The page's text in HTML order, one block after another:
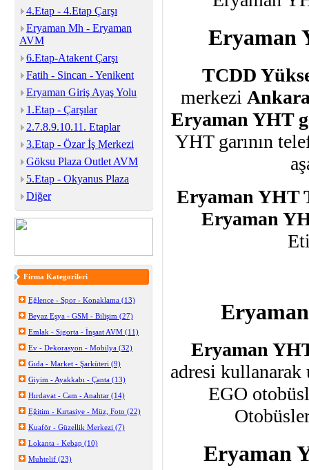
4.Etap - 4.Etap Çarşı
Eryaman Mh - Eryaman
AVM
6.Etap-Atakent Çarşı
Fatih - Sincan - Yenikent
Eryaman Giriş Ayaş Yolu
1.Etap - Çarşılar
2.7.8.9.10.11. Etaplar
3.Etap - Özar İş Merkezi
Göksu Plaza Outlet AVM
5.Etap - Okyanus Plaza
Diğer
Firma Kategorileri
Eğlence - Spor - Konaklama (13)
Beyaz Eşya - GSM - Bilişim (27)
Emlak - Sigorta - İnşaat AVM (11)
Ev - Dekorasyon - Mobilya (32)
Gıda - Market - Şarküteri (9)
Giyim - Ayakkabı - Çanta (13)
Hırdavat - Cam - Anahtar (14)
Eğitim - Kırtasiye - Müz, Foto (22)
Kuaför - Güzellik Merkezi (7)
Lokanta - Kebap (10)
Muhtelif (23)
Eryaman
TCDD
merkezi
Eryaman YHT
YHT garının
Eryaman YHT
Eryaman
Eryaman
adresi kullanarak
EGO
Eryaman